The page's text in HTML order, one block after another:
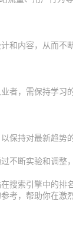
和内容，从而不断
者，需保持学习的
保持对最新趋势的
不断实验和调整
搜索引擎中的排
考，帮助你在激